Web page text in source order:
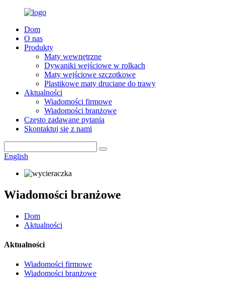
Dom
O nas
Produkty
Maty wewnętrzne
Dywaniki wejściowe w rolkach
Maty wejściowe szczotkowe
Plastikowe maty druciane do trawy
Aktualności
Wiadomości firmowe
Wiadomości branżowe
Często zadawane pytania
Skontaktuj się z nami
English
Wiadomości branżowe
Dom
Aktualności
Aktualności
Wiadomości firmowe
Wiadomości branżowe